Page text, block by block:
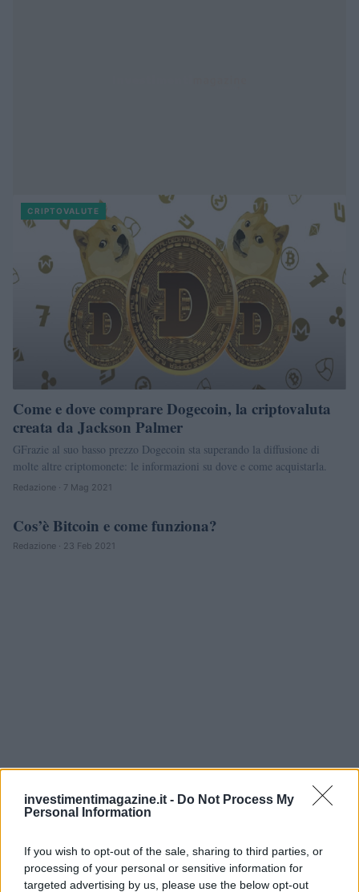
investimentimagazine.it - Do Not Process My
Personal Information
If you wish to opt-out of the sale, sharing to third parties, or
processing of your personal or sensitive information for
targeted advertising by us, please use the below opt-out
CRIPTOVALUTE
Come e dove comprare Dogecoin, la criptovaluta
creata da Jackson Palmer
GFrazie al suo basso prezzo Dogecoin sta superando la diffusione di
molte altre criptomonete: le informazioni su dove e come acquistarla.
Redazione · 7 Mag 2021
CRIPTOVALUTE
Cos’è Bitcoin e come funziona?
Redazione · 23 Feb 2021